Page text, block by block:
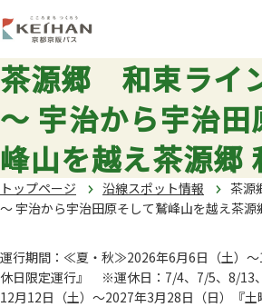
茶源郷 和束ライ
～ 宇治から宇治
峰山を越え茶源郷
トップページ 沿線スポット情報
茶源
～ 宇治から宇治田原そして鷲峰山を越え茶源
運行期間：≪夏・秋≫2026年6月6日（土）～
休日限定運行』 ※運休日：7/4、7/5、8/
12月12日（土）～2027年3月28日（日）『